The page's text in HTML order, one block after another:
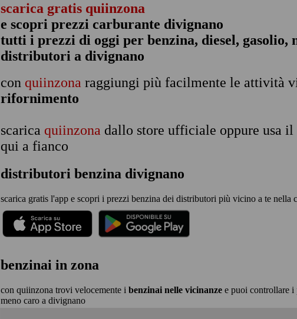
scarica gratis quiinzona
e scopri prezzi carburante divignano
tutti i prezzi di oggi per benzina, diesel, gasolio,
distributori a divignano
con quiinzona raggiungi più facilmente le attività
rifornimento
scarica quiinzona dallo store ufficiale oppure usa il
qui a fianco
distributori benzina divignano
scarica gratis l'app e scopri i prezzi benzina dei distributori più vicino a te nella
benzinai in zona
con quiinzona trovi velocemente i benzinai nelle vicinanze e puoi controllare i
meno caro a divignano